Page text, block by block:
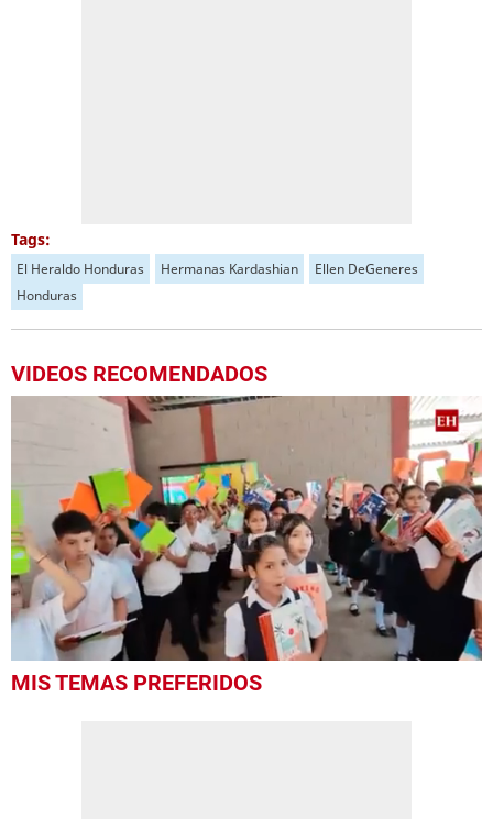
Tags:
El Heraldo Honduras Hermanas Kardashian
Ellen DeGeneres
Honduras
VIDEOS RECOMENDADOS
seconds
MIS TEMAS PREFERIDOS